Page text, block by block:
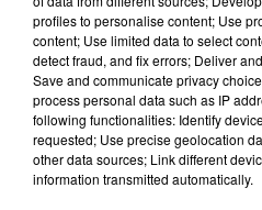
profiles to personalise content; Use
content; Use limited data to select
detect fraud, and fix errors; Deliver
Save and communicate privacy
process personal data such as IP
following functionalities: Identify
requested; Use precise geolocation
other data sources; Link different
information transmitted automatically.